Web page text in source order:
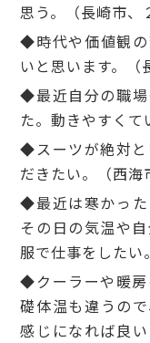
思う。（長崎市、
◆時代や価値観
いと思います。（
◆最近自分の職場
た。動きやすくて
◆スーツが絶対と
だきたい。（西海
◆最近は寒かった
その日の気温や
服で仕事をしたい
◆クーラーや暖房
礎体温も違うの
感じになれば良